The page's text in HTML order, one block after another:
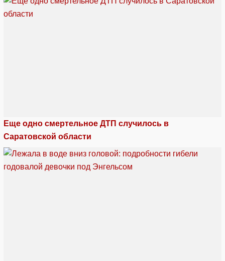
Еще одно смертельное ДТП случилось в
Саратовской области